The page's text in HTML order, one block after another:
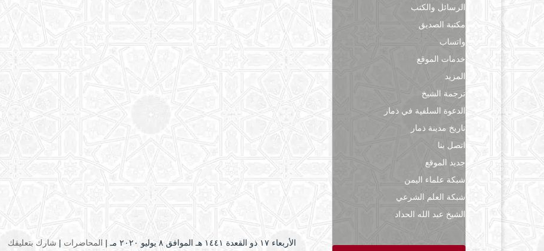
الأربعاء ۱۷ ذو القعدة ۱٤٤۱ هـ الموافق ۸ يوليو ۲۰۲۰ مـ | المحاضرات | شارك بتعليقك
الرسائل والكتب
مكتبة الصديق
واتساب
خدمات الموقع
المزيد
ترجمة الشيخ
الدعوة السلفية في ذمار
تاريخ مدينة ذمار
اتصل بنا
جديد الموقع
شبكة علماء اليمن
شبكة العلم الشرعي
الشيخ عبد الله الحداد